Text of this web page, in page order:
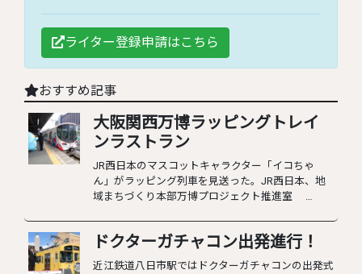
ライター登録申請はこちら
おすすめ記事
大阪関西万博ラッピングトレイ
ンラストラン
JR西日本のマスコットキャラクター「イコちゃ
ん」がラッピング列車を見送った。JR西日本、地
域まちづくり本部万博プロジェクト推進室 …
ドクターガチャコン出発進行！
近江鉄道八日市駅ではドクターガチャコンの出発式